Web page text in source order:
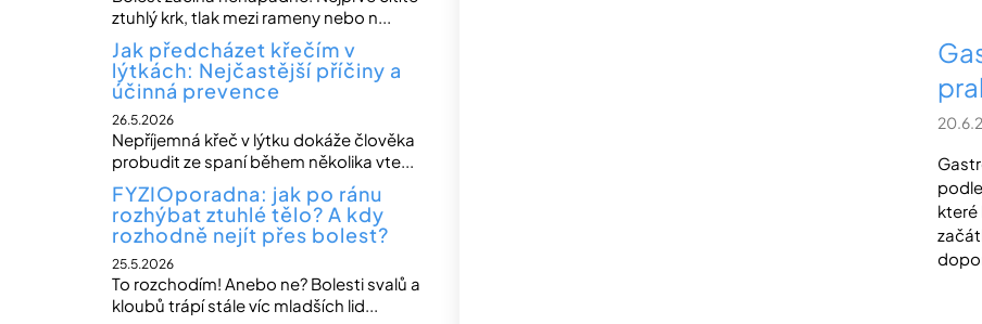
ztuhlý krk, tlak mezi rameny nebo n...
Jak předcházet křečím v
lýtkách: Nejčastější příčiny a
účinná prevence
26.5.2026
Nepříjemná křeč v lýtku dokáže člověka
probudit ze spaní během několika vte...
FYZIOporadna: jak po ránu
rozhýbat ztuhlé tělo? A kdy
rozhodně nejít přes bolest?
25.5.2026
To rozchodím! Anebo ne? Bolesti svalů a
kloubů trápí stále víc mladších lid...
které